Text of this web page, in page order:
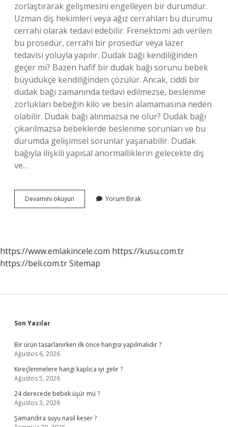
zorlaştırarak gelişmesini engelleyen bir durumdur.
Uzman diş hekimleri veya ağız cerrahları bu durumu
cerrahi olarak tedavi edebilir. Frenektomi adı verilen
bu prosedür, cerrahi bir prosedür veya lazer
tedavisi yoluyla yapılır. Dudak bağı kendiliğinden
geçer mi? Bazen hafif bir dudak bağı sorunu bebek
büyüdükçe kendiliğinden çözülür. Ancak, ciddi bir
dudak bağı zamanında tedavi edilmezse, beslenme
zorlukları bebeğin kilo ve besin alamamasına neden
olabilir. Dudak bağı alınmazsa ne olur? Dudak bağı
çıkarılmazsa bebeklerde beslenme sorunları ve bu
durumda gelişimsel sorunlar yaşanabilir. Dudak
bağıyla ilişkili yapısal anormalliklerin gelecekte diş
ve…
Devamını okuyun
Bağı
Yorum Bırak
https://www.emlakincele.com https://kusu.com.tr
https://beli.com.trSitemap
Sidebar
Son Yazılar
Bir ürün tasarlanırken ilk önce hangisi yapılmalıdır ?
Ağustos 6, 2026
Kireçlenmelere hangi kaplıca iyi gelir ?
Ağustos 5, 2026
24 derecede bebek üşür mü ?
Ağustos 3, 2026
Şamandıra suyu nasıl keser ?